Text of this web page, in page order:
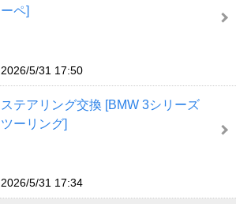
ーペ]
2026/5/31 17:50
ステアリング交換 [BMW 3シリーズ
ツーリング]
2026/5/31 17:34